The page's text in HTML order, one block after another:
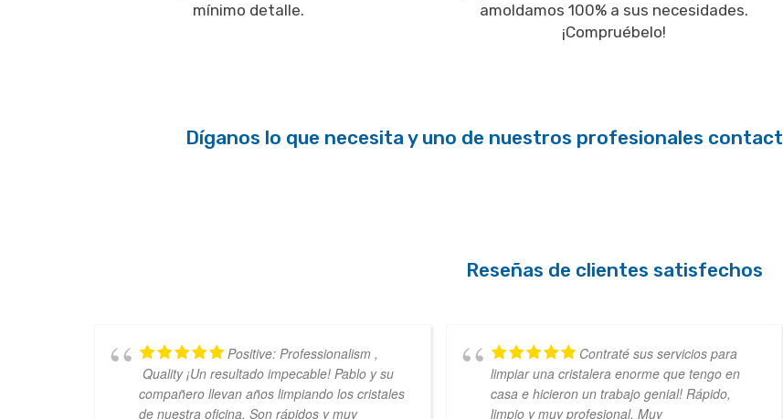
mínimo detalle.
amoldamos 100% a sus necesidades.
¡Compruébelo!
Díganos lo que necesita y uno de nuestros profesionales
Reseñas de clientes satisfechos
Positive: Professionalism ,
Quality ¡Un resultado impecable! Pablo y su
compañero llevan años limpiando los cristales
de nuestra oficina. Son rápidos y muy
Contraté sus servicios para
limpiar una cristalera enorme que tengo en
casa e hicieron un trabajo genial! Rápido,
limpio y muy profesional. Muy